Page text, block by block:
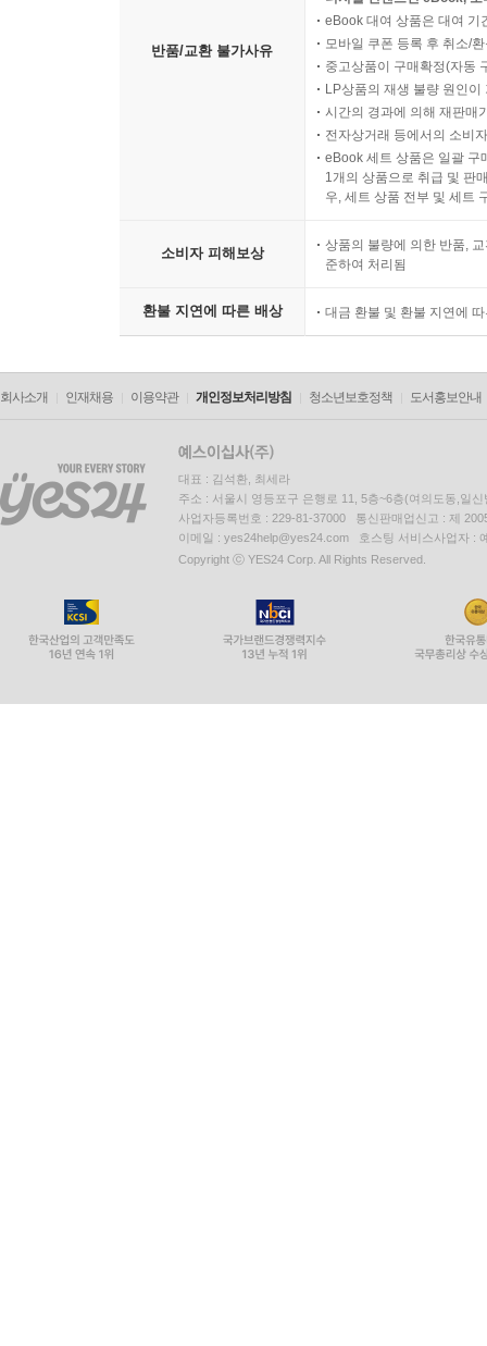
단 두 마디. 강렬하고 유쾌하다 -텔레그래프
웨스 앤더슨의 소우주를 여행하는 초대장 -뉴욕 타
눈을 뗄 수 없는 매력 그 자체 -인디펜던트
오직 그만이 만들 수 있는 유쾌함의 절정 -인디와이
반품/교환 불가사유
eBook 대여 상품은 대여 기
모바일 쿠폰 등록 후 취소/
중고상품이 구매확정(자동
LP상품의 재생 불량 원인
시간의 경과에 의해 재판매
전자상거래 등에서의 소비
eBook 세트 상품은 일괄 구
1개의 상품으로 취급 및 판
우, 세트 상품 전부 및 세트
소비자 피해보상
상품의 불량에 의한 반품,
준하여 처리됨
환불 지연에 따른 배상 대금 환불 및 환불 지연에
회사소개 인재채용 이용약관 개인정보처리방침 청소년보호정책 도서홍보안내
대표 : 김석환, 최세라
주소 : 서울시 영등포구 은행로 11, 5층~6층(여의도동,일신
사업자등록번호 : 229-81-37000 통신판매업신고 : 제
이메일 : yes24help@yes24.com 호스팅 서비스사업자 :
Copyright ⓒ YES24 Corp. All Rights Reserved.